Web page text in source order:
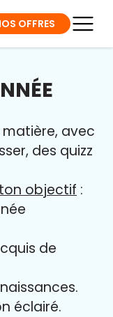
OFFRES
avec
des quizz
objectif :
de
éclairé.